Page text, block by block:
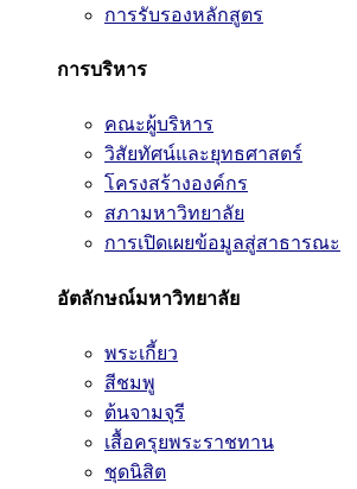
การรับรองหลักสูตร
การบริหาร
คณะผู้บริหาร
วิสัยทัศน์และยุทธศาสตร์
โครงสร้างองค์กร
สภามหาวิทยาลัย
การเปิดเผยข้อมูลสู่สาธารณะ
อัตลักษณ์มหาวิทยาลัย
พระเกี้ยว
สีชมพู
ต้นจามจุรี
เสื้อครุยพระราชทาน
ชุดนิสิต